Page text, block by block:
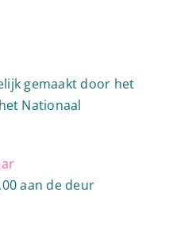
gemaakt door het
Nationaal
aan de deur